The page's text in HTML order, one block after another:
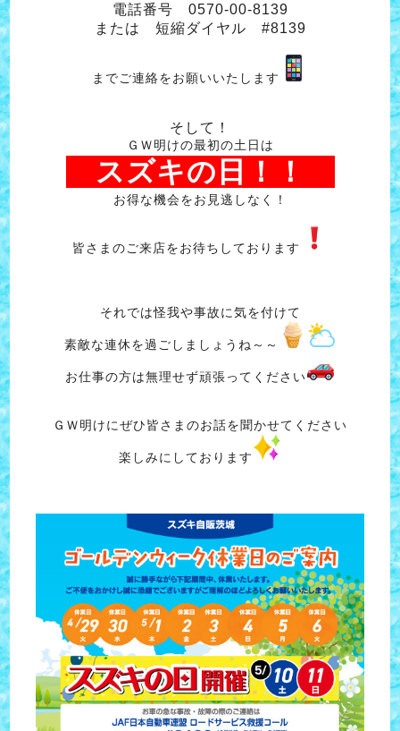
電話番号 0570-00-8139
または 短縮ダイヤル #8139
までご連絡をお願いいたします
そして！
ＧＷ明けの最初の土日は
スズキの日！！
お得な機会をお見逃しなく！
皆さまのご来店をお待ちしております
それでは怪我や事故に気を付けて
素敵な連休を過ごしましょうね～～
お仕事の方は無理せず頑張ってください
ＧＷ明けにぜひ皆さまのお話を聞かせてください
楽しみにしております